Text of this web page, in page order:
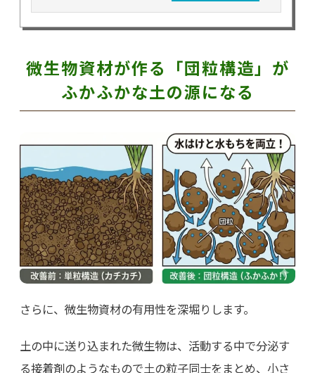
微生物資材が作る「団粒構造」が
ふかふかな土の源になる
さらに、微生物資材の有用性を深堀りします。
土の中に送り込まれた微生物は、活動する中で分泌す
る接着剤のようなもので土の粒子同士をまとめ、小さ